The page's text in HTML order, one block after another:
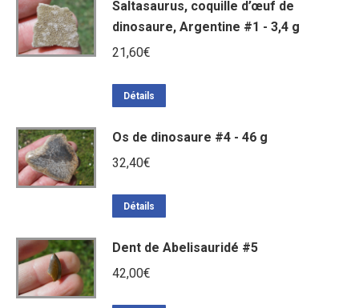
Saltasaurus, coquille d’œuf de
dinosaure, Argentine #1 - 3,4 g
21,60€
Détails
Os de dinosaure #4 - 46 g
32,40€
Détails
Dent de Abelisauridé #5
42,00€